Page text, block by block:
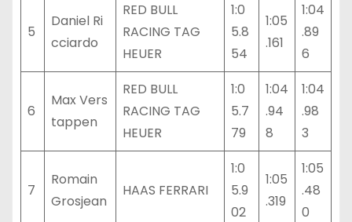
5
Daniel Ri
cciardo
RED BULL
RACING TAG
HEUER
1:0
5.8
54
1:05
.161
1:04
.89
6
6
Max Vers
tappen
RED BULL
RACING TAG
HEUER
1:0
5.7
79
1:04
.94
8
1:04
.98
3
7
Romain
Grosjean
HAAS FERRARI
1:0
5.9
02
1:05
.319
1:05
.48
0